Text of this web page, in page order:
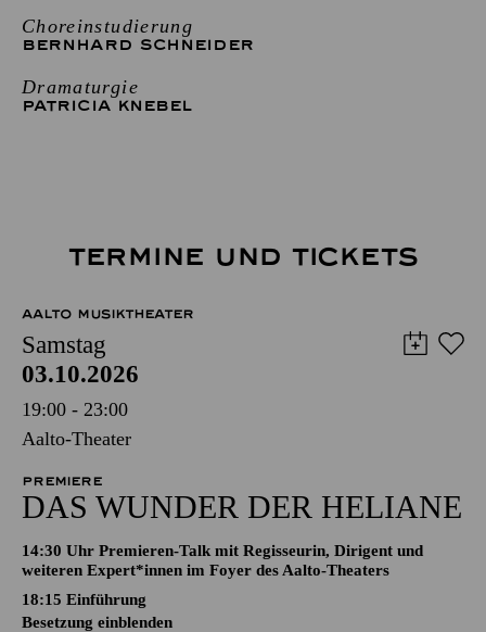
Choreinstudierung
BERNHARD SCHNEIDER
Dramaturgie
PATRICIA KNEBEL
TERMINE UND TICKETS
AALTO MUSIKTHEATER
Samstag
03.10.2026
19:00 - 23:00
Aalto-Theater
PREMIERE
DAS WUNDER DER HELIANE
14:30 Uhr Premieren-Talk mit Regisseurin, Dirigent und
weiteren Expert*innen im Foyer des Aalto-Theaters
18:15 Einführung
Besetzung einblenden